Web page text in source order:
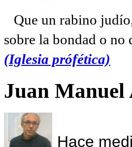
Que un rabino
sobre la bondad o no
(Iglesia prófética)
Juan Manuel
Hace